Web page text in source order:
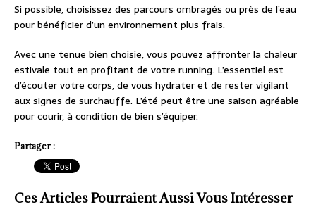
Si possible, choisissez des parcours ombragés ou près de l’eau
pour bénéficier d’un environnement plus frais.
Avec une tenue bien choisie, vous pouvez affronter la chaleur
estivale tout en profitant de votre running. L’essentiel est
d’écouter votre corps, de vous hydrater et de rester vigilant
aux signes de surchauffe. L’été peut être une saison agréable
pour courir, à condition de bien s’équiper.
Partager :
Ces Articles Pourraient Aussi Vous Intéresser